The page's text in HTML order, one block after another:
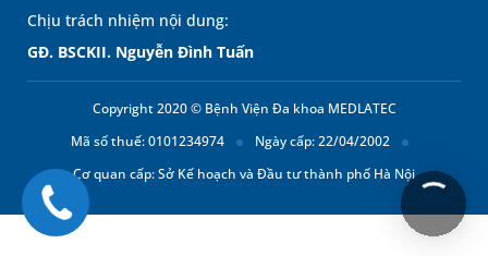
Chịu trách nhiệm nội dung:
GĐ. BSCKII. Nguyễn Đình Tuấn
Copyright 2020 © Bệnh Viện Đa khoa MEDLATEC
Mã số thuế: 0101234974
Ngày cấp: 22/04/2002
Cơ quan cấp: Sở Kế hoạch và Đầu tư thành phố Hà Nội